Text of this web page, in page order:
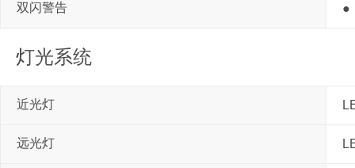
双闪警告 ●
灯光系统
近光灯
远光灯